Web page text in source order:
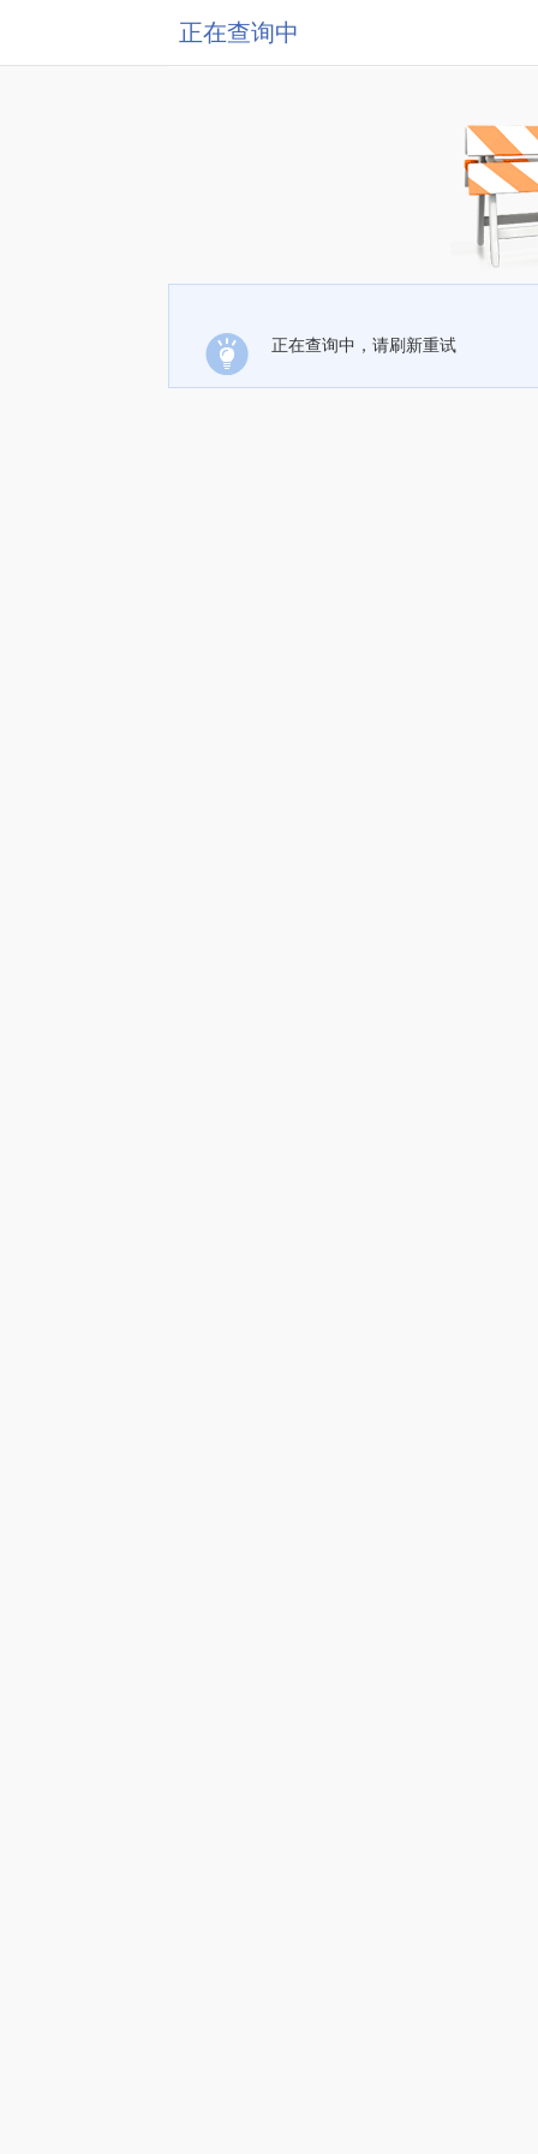
正在查询中
正在查询中，请刷新重试